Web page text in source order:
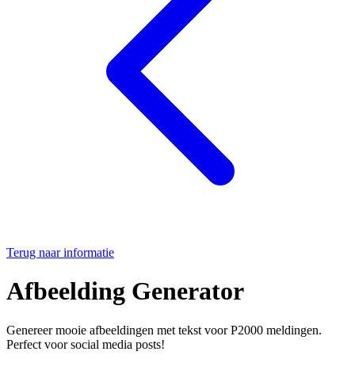
Terug naar informatie
Afbeelding Generator
Genereer mooie afbeeldingen met tekst voor P2000 meldingen.
Perfect voor social media posts!